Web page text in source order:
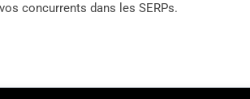
concurrents dans les SERPs.